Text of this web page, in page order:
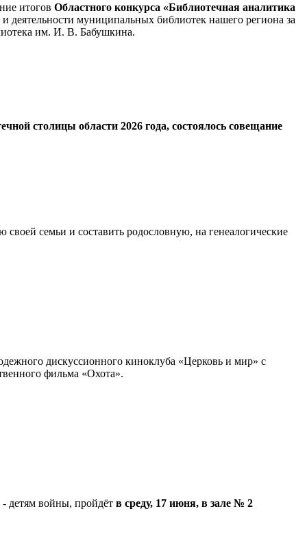
итогов Областного конкурса «Библиотечная аналитика
деятельности муниципальных библиотек нашего региона за
им. И. В. Бабушкина.
столицы области 2026 года, состоялось совещание
своей семьи и составить родословную, на генеалогические
дискуссионного киноклуба «Церковь и мир» с
фильма «Охота».
детям войны, пройдёт в среду, 17 июня, в зале № 2